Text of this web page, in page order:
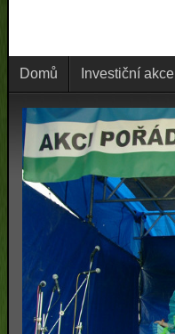
Domů Investiční akce